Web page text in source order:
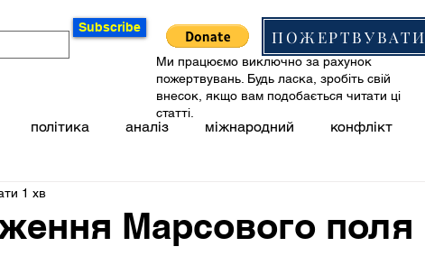
Subscribe ПОЖЕРТВУВАТИ
Ми працюємо виключно за рахунок
пожертвувань. Будь ласка, зробіть свій
внесок, якщо вам подобається читати ці
статті.
політика аналіз міжнародний конфлікт
Марсового поля
1 хв